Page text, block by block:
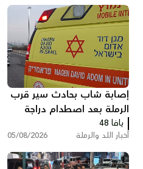
إصابة شاب بحادث سير قرب
الرملة بعد اصطدام دراجة
نارية بسيارة
يافا 48
أخبار اللد والرملة 05/08/2026